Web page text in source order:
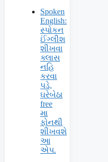
Spoken
English:
સ્પોકન
ઈંગ્લીશ
શીખવા
ક્લાસ
નહિ
કરવા
પડે,
ઘરેબેઠા
free
મા
ફોનથી
શીખવશે
આ
એપ.